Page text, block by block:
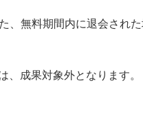
、無料期間内に退会され
成果対象外となります。